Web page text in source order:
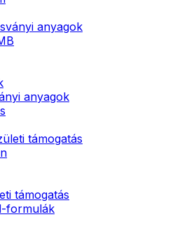
anyagok
anyagok
támogatás
támogatás
formulák